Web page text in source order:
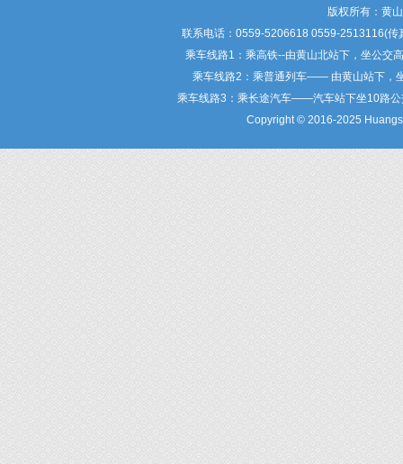
版权所有：
联系电话：0559-5206618 0559-2513116(
乘车线路1：乘高铁--由黄山北站下，坐公交
乘车线路2：乘普通列车—— 由黄山站下，
乘车线路3：乘长途汽车——汽车站下坐10路公
Copyright © 2016-2025